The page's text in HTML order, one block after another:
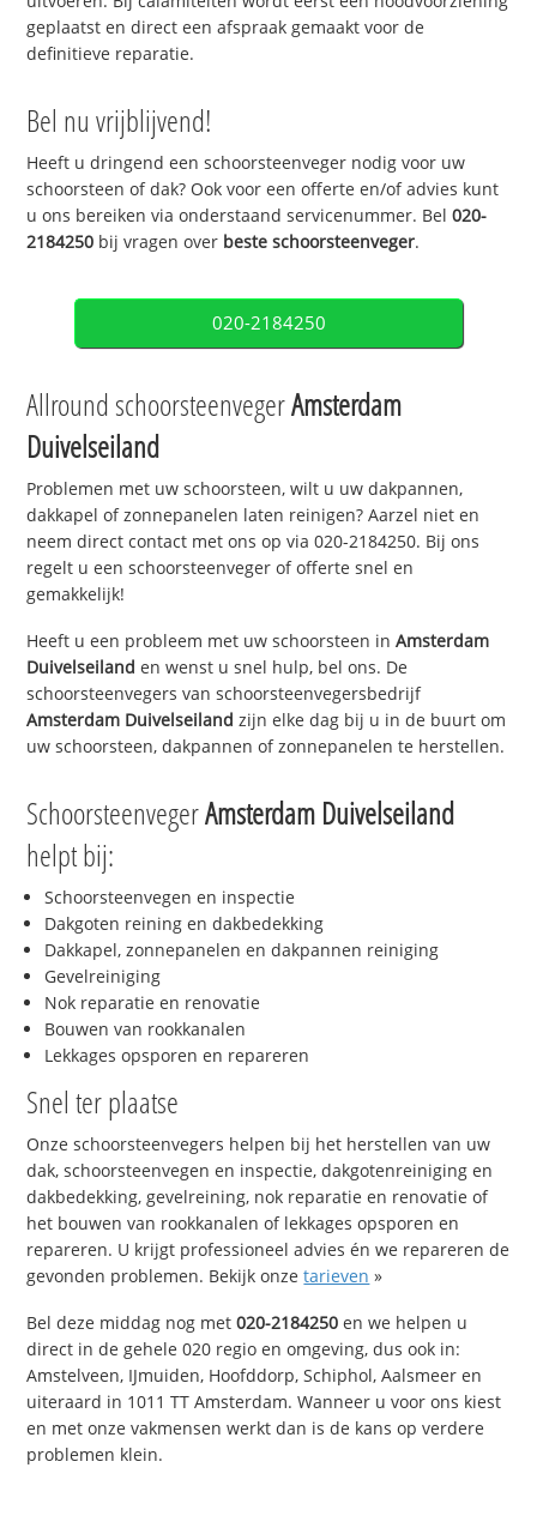
geplaatst en direct een afspraak gemaakt voor de
definitieve reparatie.
Bel nu vrijblijvend!
Heeft u dringend een schoorsteenveger nodig voor uw
schoorsteen of dak? Ook voor een offerte en/of advies kunt
u ons bereiken via onderstaand servicenummer. Bel020-
2184250 bij vragen over beste schoorsteenveger.
020-2184250
Allround schoorsteenvegerAmsterdam
Duivelseiland
Problemen met uw schoorsteen, wilt u uw dakpannen,
dakkapel of zonnepanelen laten reinigen? Aarzel niet en
neem direct contact met ons op via 020-2184250. Bij ons
regelt u een schoorsteenveger of offerte snel en
gemakkelijk!
Heeft u een probleem met uw schoorsteen inAmsterdam
Duivelseiland en wenst u snel hulp, bel ons. De
schoorsteenvegers van schoorsteenvegersbedrijf
Amsterdam Duivelseiland zijn elke dag bij u in de buurt om
uw schoorsteen, dakpannen of zonnepanelen te herstellen.
SchoorsteenvegerAmsterdam Duivelseiland
helpt bij:
Schoorsteenvegen en inspectie
Dakgoten reining en dakbedekking
Dakkapel, zonnepanelen en dakpannen reiniging
Gevelreiniging
Nok reparatie en renovatie
Bouwen van rookkanalen
Lekkages opsporen en repareren
Snel ter plaatse
Onze schoorsteenvegers helpen bij het herstellen van uw
dak, schoorsteenvegen en inspectie, dakgotenreiniging en
dakbedekking, gevelreining, nok reparatie en renovatie of
het bouwen van rookkanalen of lekkages opsporen en
repareren. U krijgt professioneel advies én we repareren de
gevonden problemen. Bekijk onzetarieven »
Bel deze middag nog met020-2184250 en we helpen u
direct in de gehele 020 regio en omgeving, dus ook in:
Amstelveen, IJmuiden, Hoofddorp, Schiphol, Aalsmeer en
uiteraard in 1011 TT Amsterdam. Wanneer u voor ons kiest
en met onze vakmensen werkt dan is de kans op verdere
problemen klein.